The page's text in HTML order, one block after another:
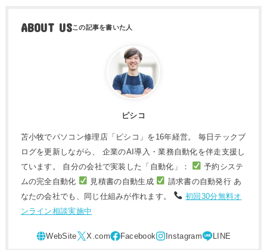
ABOUT US
ピシコ
苫小牧でパソコン修理店「ピシコ」を16年経営。 毎日テックブ
ログを更新しながら、 企業のAI導入・業務自動化を伴走支援し
ています。 自分の会社で実装した「自動化」：
予約システ
ムの完全自動化
見積書の自動生成
請求書の自動発行 あ
なたの会社でも、同じ仕組みが作れます。
初回30分無料オ
ンライン相談実施中